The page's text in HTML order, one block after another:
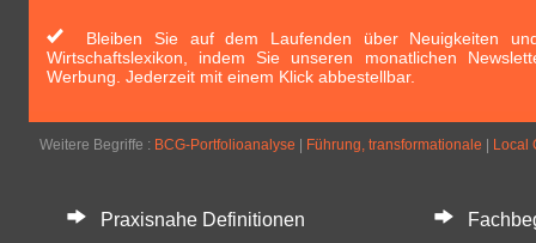
Bleiben Sie auf dem Laufenden über Neuigkeiten
Wirtschaftslexikon, indem Sie unseren monatlichen
Werbung. Jederzeit mit einem Klick abbestellbar.
Weitere Begriffe : BCG-Portfolioanalyse Führung, transformationale Local
Praxisnahe Definitionen